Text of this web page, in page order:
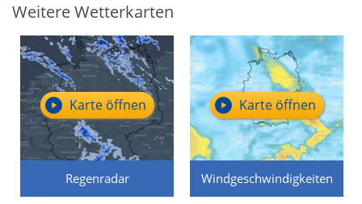
Weitere Wetterkarten
Regenradar
Karte öffnen
Windgeschwindigkeiten
Karte öffnen